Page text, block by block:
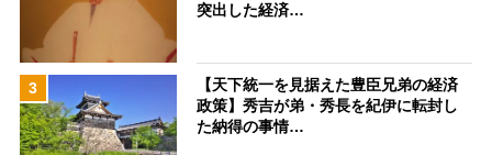
突出した経済…
3
【天下統一を見据えた豊臣兄弟の経済
政策】秀吉が弟・秀長を紀伊に転封し
た納得の事情…